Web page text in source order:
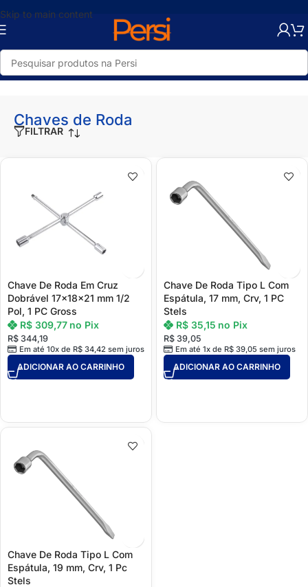
Skip to main content
Início/Loja/Ferramentas/Ferramentas Automotivas/Chaves de Roda
Chaves de Roda
FILTRAR
Chave De Roda Em Cruz
Dobrável 17x18x21 mm 1/2
Pol, 1 PC Gross
R$ 344,19
Em até 10x de R$34,42 sem juros
R$309,77 no Pix
ADICIONAR AO CARRINHO
Chave De Roda Tipo L Com
Espátula, 17 mm, Crv, 1 PC
Stels
R$ 39,05
Em até 1x de R$39,05 sem juros
R$35,15 no Pix
ADICIONAR AO CARRINHO
Chave De Roda Tipo L Com
Espátula, 19 mm, Crv, 1 Pc
Stels